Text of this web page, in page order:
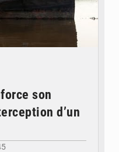
son
d’un